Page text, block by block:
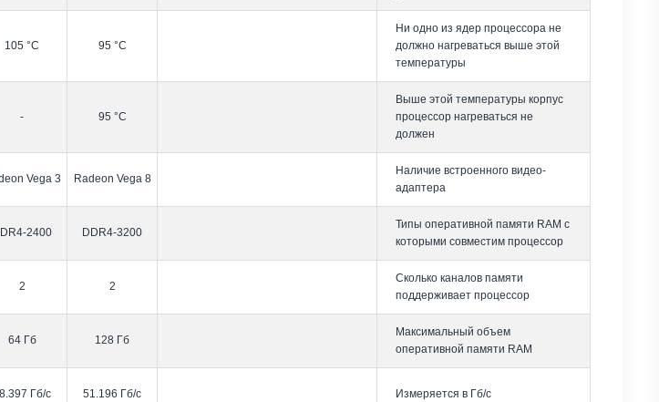
105 °C 95 °C
Ни одно из ядер процессора не
должно нагреваться выше этой
температуры
- 95 °C
Выше этой температуры корпус
процессор нагреваться не
должен
Vega 3 Radeon Vega 8
Наличие встроенного видео-
адаптера
2400 DDR4-3200
Типы оперативной памяти RAM с
которыми совместим процессор
2 2
Сколько каналов памяти
поддерживает процессор
64 Гб 128 Гб
Максимальный объем
оперативной памяти RAM
Гб/с 51.196 Гб/с Измеряется в Гб/с